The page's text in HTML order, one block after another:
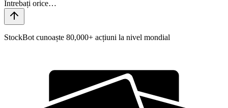
StockBot cunoaște 80,000+ acțiuni la nivel mondial